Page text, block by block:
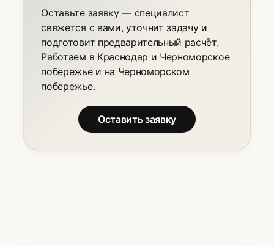
Оставьте заявку — специалист
свяжется с вами, уточнит задачу и
подготовит предварительный расчёт.
Работаем в Краснодар и Черноморское
побережье и на Черноморском
побережье.
Оставить заявку